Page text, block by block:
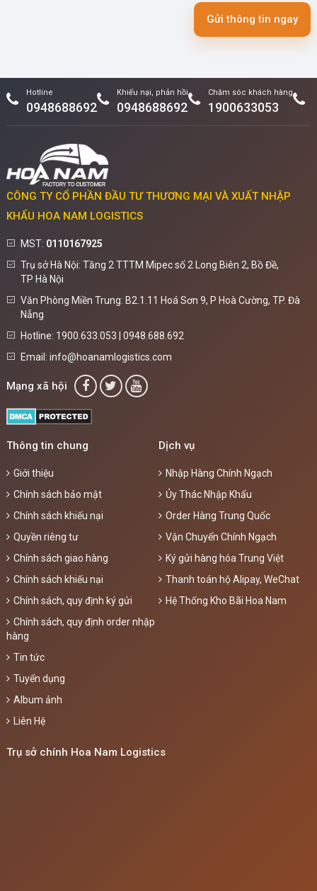
Gửi thông tin ngay
Hotline
0948688692
Khiếu nại, phản hồi
0948688692
Chăm sóc khách hàng
1900633053
CÔNG TY CỔ PHẦN ĐẦU TƯ THƯƠNG MẠI VÀ XUẤT NHẬP
KHẨU HOA NAM LOGISTICS
MST: 0110167925
Trụ sở Hà Nội: Tầng 2 TTTM Mipec số 2 Long Biên 2, Bồ Đề,
TP Hà Nội
Văn Phòng Miền Trung: B2.1.11 Hoá Sơn 9, P Hoà Cường, TP. Đà
Nẵng
Hotline: 1900.633.053 | 0948.688.692
Email: info@hoanamlogistics.com
Mạng xã hội
Thông tin chung
Giới thiệu
Chính sách bảo mật
Chính sách khiếu nại
Quyền riêng tư
Chính sách giao hàng
Chính sách khiếu nại
Chính sách, quy định ký gửi
Chính sách, quy định order nhập
hàng
Tin tức
Tuyển dụng
Album ảnh
Liên Hệ
Dịch vụ
Nhập Hàng Chính Ngạch
Ủy Thác Nhập Khẩu
Order Hàng Trung Quốc
Vận Chuyển Chính Ngạch
Ký gửi hàng hóa Trung Việt
Thanh toán hộ Alipay, WeChat
Hệ Thống Kho Bãi Hoa Nam
Trụ sở chính Hoa Nam Logistics